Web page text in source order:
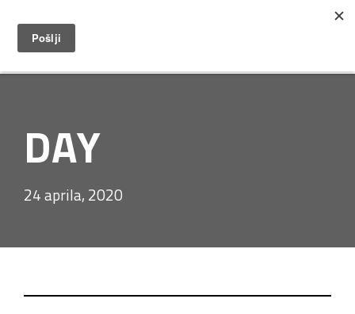
DAY
24 aprila, 2020